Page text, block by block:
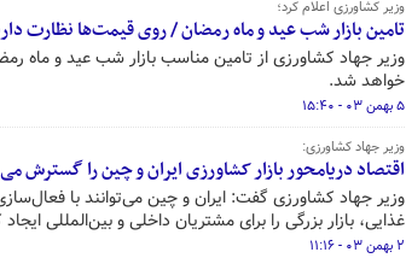
وزیر کشاورزی اعلام کرد؛
تامین بازار شب عید و ماه رمضان / روی قیمت‌ها نظارت
وزیر جهاد کشاورزی از تامین مناسب بازار شب عید و ماه
خواهد شد.
۵ بهمن ۰۳ - ۱۵:۴۰
وزیر جهاد کشاورزی:
اقتصاد دریامحور بازار کشاورزی ایران و چین را گسترش
وزیر جهاد کشاورزی گفت: ایران و چین می‌توانند با
غذایی، بازار بزرگی را برای مشتریان داخلی و بین‌المللی ایجاد
۲ بهمن ۰۳ - ۱۱:۱۶